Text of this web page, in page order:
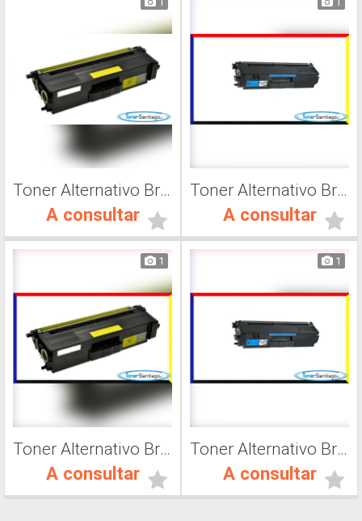
Toner Alternativo Brother TN 419K, Impresora Láser
A consultar
Toner Alternativo Brother TN 319Y, Impresora Láser
A consultar
1
Toner Alternativo Brother TN 419C, Impresora Láser
A consultar
1
Toner Alternativo Brother TN 319C, Impresora Láser
A consultar